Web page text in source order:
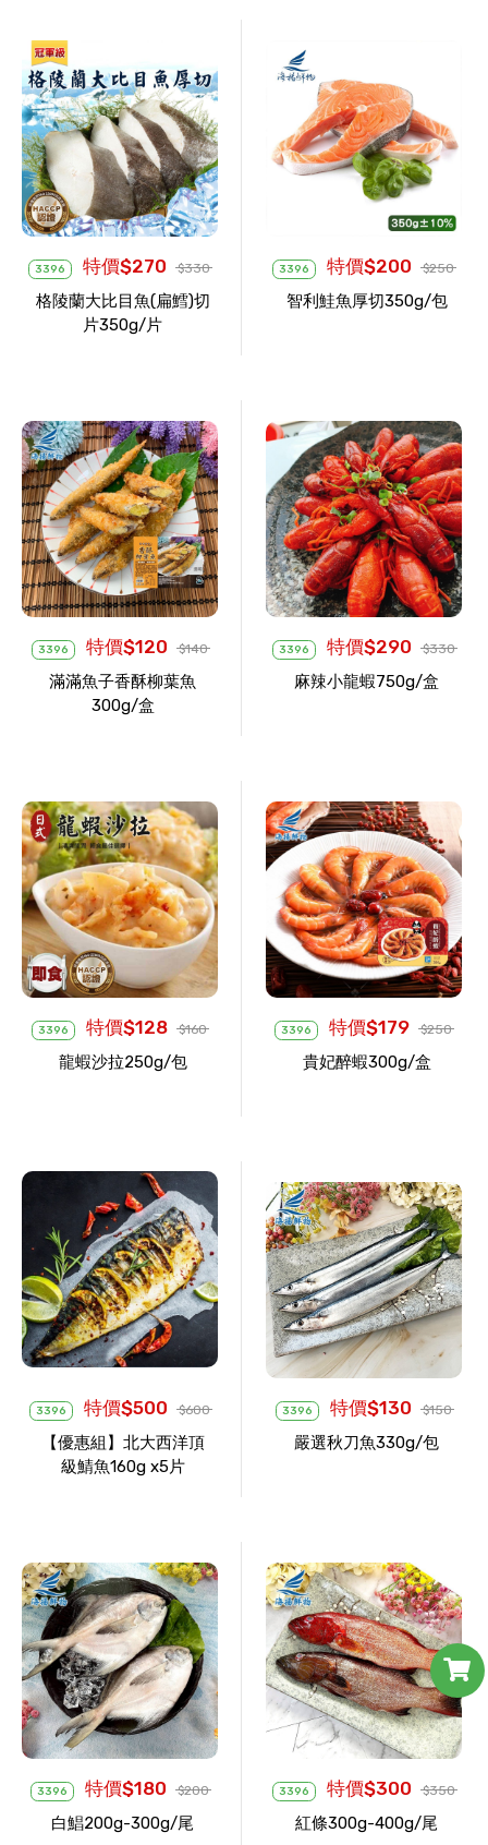
3396 特價$270 $330
格陵蘭大比目魚(扁鱈)切
片350g/片
3396 特價$200 $250
智利鮭魚厚切350g/包
3396 特價$120 $140
滿滿魚子香酥柳葉魚
300g/盒
3396 特價$290 $330
麻辣小龍蝦750g/盒
3396 特價$128 $160
龍蝦沙拉250g/包
3396 特價$179 $250
貴妃醉蝦300g/盒
3396 特價$500 $600
【優惠組】北大西洋頂
級鯖魚160g x5片
3396 特價$130 $150
嚴選秋刀魚330g/包
3396 特價$180 $200
白鯧200g-300g/尾
3396 特價$300 $350
紅條300g-400g/尾